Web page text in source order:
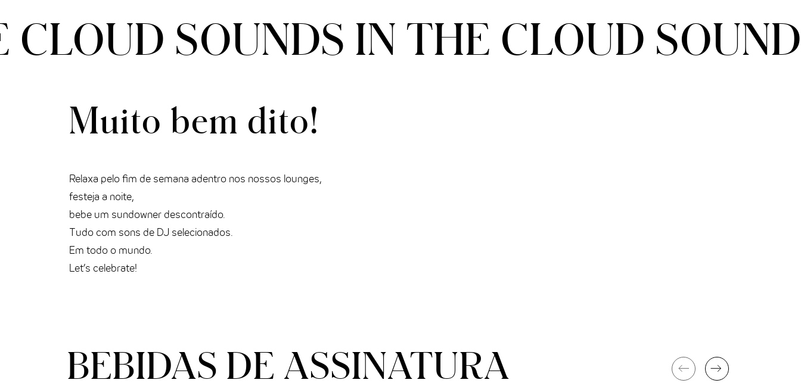
THE CLOUD ONE EM LISBOA
CLOUD SOUNDS IN THE CLOUD
Muito bem dito!
Relaxa pelo fim de semana adentro nos nossos lounges,
festeja a noite,
bebe um sundowner descontraído.
Tudo com sons de DJ selecionados.
Em todo o mundo.
Let’s celebrate!
BEBIDAS DE ASSINATURA